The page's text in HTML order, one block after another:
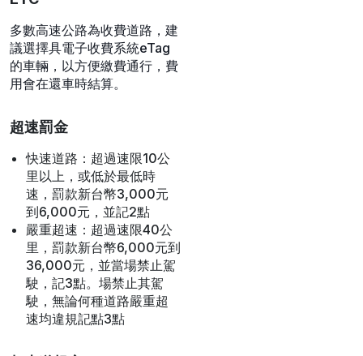
均速率」計算，不同於傳統定
點測速，要在區間內維持在速
限內，否則會開罰。
高速公路交通規範
ETC
多數高速公路為收費道路，建
議選擇具電子收費系統eTag
的車輛，以方便繳費通行，費
用會在還車時結算。
超速罰金
快速道路：超過速限10公